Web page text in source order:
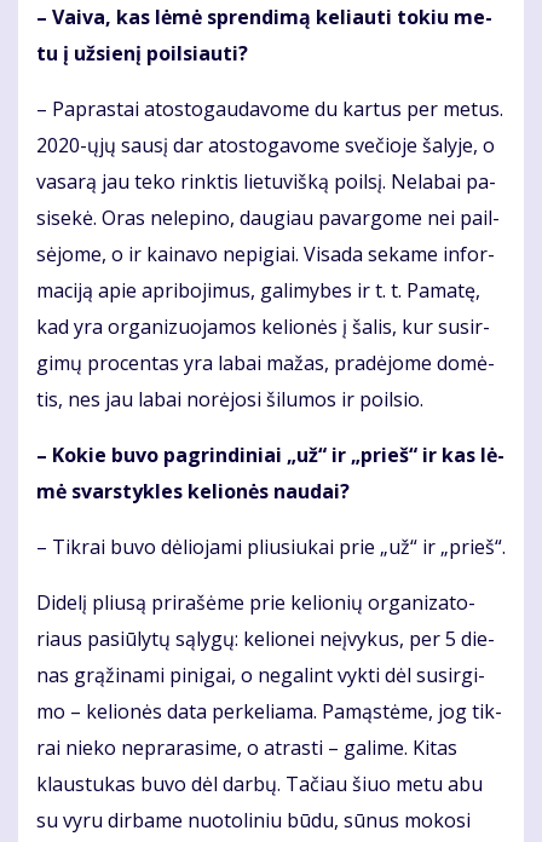
– Vai­va, kas lė­mė spren­di­mą ke­liau­ti to­kiu me­
tu į už­sie­nį po­il­siau­ti?
– Pa­pras­tai atos­to­gau­da­vo­me du kar­tus per me­tus.
2020-ųjų sau­sį dar atos­to­ga­vo­me sve­čio­je ša­ly­je, o
va­sa­rą jau te­ko rink­tis lie­tu­viš­ką po­il­sį. Ne­la­bai pa­
si­se­kė. Oras ne­le­pi­no, dau­giau pa­var­go­me nei pail­
sė­jo­me, o ir kai­na­vo ne­pi­giai. Vi­sa­da se­ka­me in­for­
ma­ci­ją apie ap­ri­bo­ji­mus, ga­li­my­bes ir t. t. Pa­ma­tę,
kad yra or­ga­ni­zuo­ja­mos ke­lio­nės į ša­lis, kur su­sir­
gi­mų pro­cen­tas yra la­bai ma­žas, pra­dė­jo­me do­mė­
tis, nes jau la­bai no­rė­jo­si ši­lu­mos ir po­il­sio.
– Ko­kie bu­vo pa­grin­di­niai „už“ ir „prieš“ ir kas lė­
mė svars­tyk­les ke­lio­nės nau­dai?
– Tik­rai bu­vo dė­lio­ja­mi pliu­siu­kai prie „už“ ir „prieš“.
Di­de­lį pliu­są pri­ra­šė­me prie ke­lio­nių or­ga­ni­za­to­
riaus pa­siū­ly­tų są­ly­gų: ke­lio­nei ne­įvy­kus, per 5 die­
nas grą­ži­na­mi pi­ni­gai, o ne­ga­lint vyk­ti dėl su­sir­gi­
mo – ke­lio­nės da­ta per­ke­lia­ma. Pa­mąs­tė­me, jog tik­
rai nie­ko ne­pra­ra­si­me, o at­ras­ti – ga­li­me. Ki­tas
klaus­tu­kas bu­vo dėl dar­bų. Ta­čiau šiuo me­tu abu
su vy­ru dir­ba­me nuo­to­li­niu bū­du, sū­nus mo­ko­si